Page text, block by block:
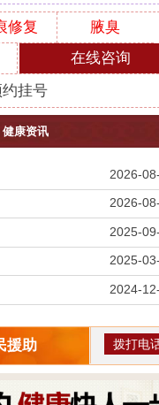
修复
腋臭
在线咨询
约挂号
健康资讯
2026-
2026-
2025-
2025-
2024-
援助 拨打电